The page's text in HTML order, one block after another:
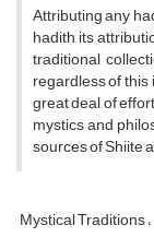
Attributing any
hadith, its
traditional
regardless of
great deal of
mystics and
sources of Shiite
Mystical Traditions